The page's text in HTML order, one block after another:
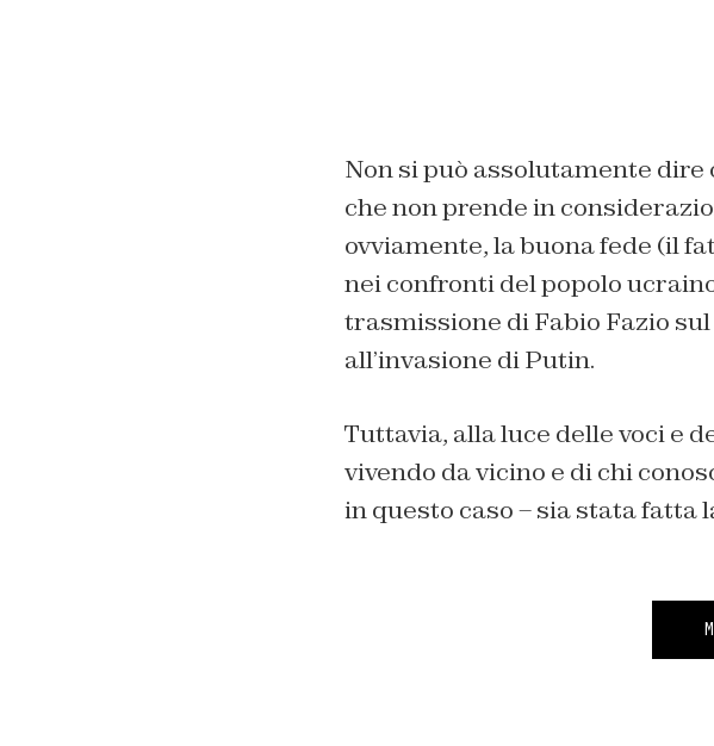
Non si può assolutamente dire
che non prende in
ovviamente, la buona fede (il
nei confronti del popolo
trasmissione di Fabio Fazio
all’invasione di Putin.
Tuttavia, alla luce delle voci e
vivendo da vicino e di chi
in questo caso – sia stata fatta